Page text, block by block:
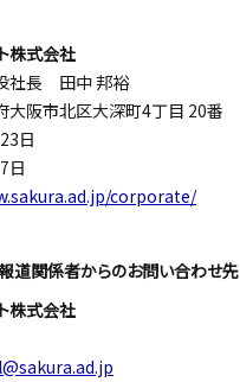
株式会社
社長 田中 邦裕
府大阪市北区大深町4丁目 20番
日
日
corporate/
道関係者からのお問い合わせ先
株式会社